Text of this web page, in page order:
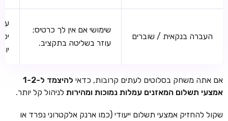
העברה בנקאית / שוברים
שימושי אם אין לך כרטיס;
עוזר בשליטה בתקציב.
אם אתה משחק בסלוטים לעתים קרובות, כדאי
להיצמד ל-1-2
אמצעי תשלום המאזנים עמלות נמוכות ומהירות לניהול קל יותר.
שקול להחזיק אמצעי תשלום ייעודי (כמו ארנק אלקטרוני נפרד או